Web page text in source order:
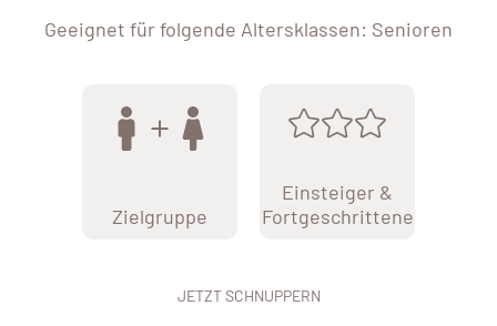
Geeignet für folgende Altersklassen: Senioren
Zielgruppe
Einsteiger &
Fortgeschrittene
JETZT SCHNUPPERN